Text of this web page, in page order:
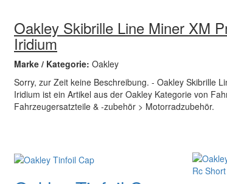
Oakley Skibrille Line Miner XM
Iridium
Marke / Kategorie: Oakley
Sorry, zur Zeit keine Beschreibung. - Oakley Skibrille
Iridium ist ein Artikel aus der Oakley Kategorie von
Fahrzeugersatzteile & -zubehör > Motorradzubehör.